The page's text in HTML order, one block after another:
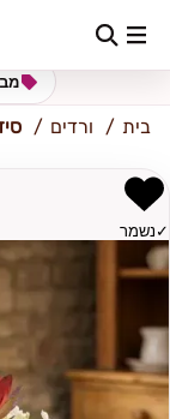
כתובת למשלוח
בית ורדים
✓ נשמר